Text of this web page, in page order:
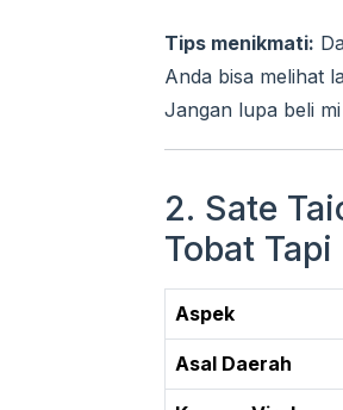
Tips menikmati:
Anda bisa melihat
Jangan lupa beli
2. Sate
Tobat Tapi
Aspek
Asal Daerah